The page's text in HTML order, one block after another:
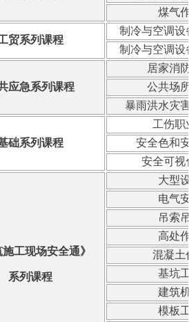
煤气作
贸系列课程
制冷与空调设
制冷与空调设
应急系列课程
居家消防
公共场所
暴雨洪水灾害
础系列课程
工伤职
安全色和安
安全可视
施工现场安全通》
系列课程
大型设
电气安
吊索吊
高处作
混凝土
基坑工
建筑机
模板工